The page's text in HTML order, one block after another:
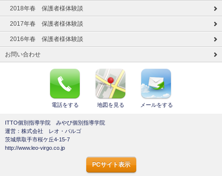
2018年春 保護者様体験談
2017年春 保護者様体験談
2016年春 保護者様体験談
お問い合わせ
電話をする 地図を見る メールをする
ITTO個別指導学院 みやび個別指導学院
運営：株式会社 レオ・バルゴ
茨城県取手市桜ケ丘4-15-7
http://www.leo-virgo.co.jp
PCサイト表示